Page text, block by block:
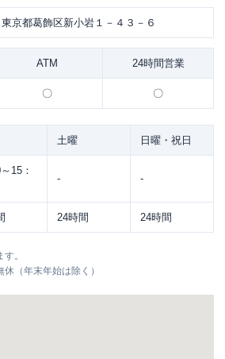
東京都葛飾区新小岩１－４３－６
ATM 24時間営業
〇 〇
土曜 日曜・祝日
15：
- -
24時間 24時間
。
（年末年始は除く）